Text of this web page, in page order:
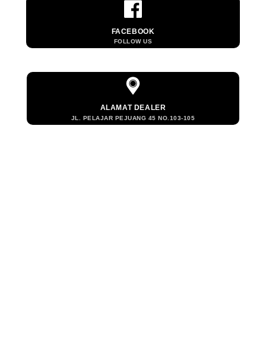
FACEBOOK
FOLLOW US
ALAMAT DEALER
JL. PELAJAR PEJUANG 45 NO.103-105